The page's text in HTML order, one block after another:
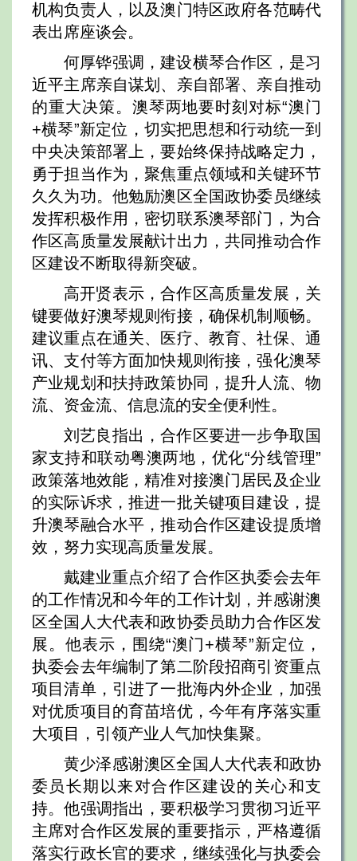
机构负责人，以及澳门特区政府各范畴代
表出席座谈会。
何厚铧强调，建设横琴合作区，是习
近平主席亲自谋划、亲自部署、亲自推动
的重大决策。澳琴两地要时刻对标“澳门
+横琴”新定位，切实把思想和行动统一到
中央决策部署上，要始终保持战略定力，
勇于担当作为，聚焦重点领域和关键环节
久久为功。他勉励澳区全国政协委员继续
发挥积极作用，密切联系澳琴部门，为合
作区高质量发展献计出力，共同推动合作
区建设不断取得新突破。
高开贤表示，合作区高质量发展，关
键要做好澳琴规则衔接，确保机制顺畅。
建议重点在通关、医疗、教育、社保、通
讯、支付等方面加快规则衔接，强化澳琴
产业规划和扶持政策协同，提升人流、物
流、资金流、信息流的安全便利性。
刘艺良指出，合作区要进一步争取国
家支持和联动粤澳两地，优化“分线管理”
政策落地效能，精准对接澳门居民及企业
的实际诉求，推进一批关键项目建设，提
升澳琴融合水平，推动合作区建设提质增
效，努力实现高质量发展。
戴建业重点介绍了合作区执委会去年
的工作情况和今年的工作计划，并感谢澳
区全国人大代表和政协委员助力合作区发
展。他表示，围绕“澳门+横琴”新定位，
执委会去年编制了第二阶段招商引资重点
项目清单，引进了一批海内外企业，加强
对优质项目的育苗培优，今年有序落实重
大项目，引领产业人气加快集聚。
黄少泽感谢澳区全国人大代表和政协
委员长期以来对合作区建设的关心和支
持。他强调指出，要积极学习贯彻习近平
主席对合作区发展的重要指示，严格遵循
落实行政长官的要求，继续强化与执委会